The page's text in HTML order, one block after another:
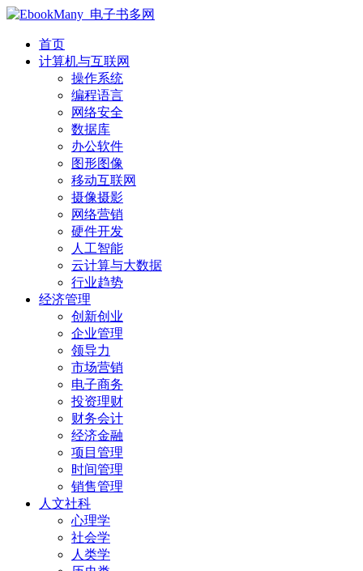
首页
计算机与互联网
操作系统
编程语言
网络安全
数据库
办公软件
图形图像
移动互联网
摄像摄影
网络营销
硬件开发
人工智能
云计算与大数据
行业趋势
经济管理
创新创业
企业管理
领导力
市场营销
电子商务
投资理财
财务会计
经济金融
项目管理
时间管理
销售管理
人文社科
心理学
社会学
人类学